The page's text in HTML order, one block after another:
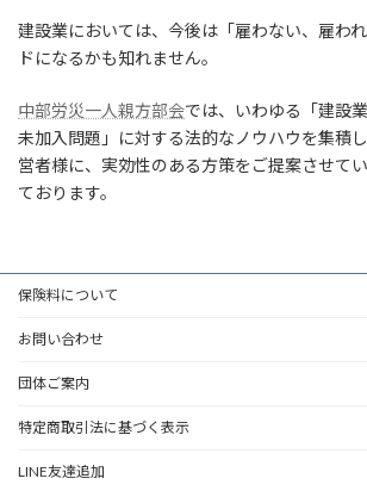
建設業においては、今後は「雇わない、雇わ
ドになるかも知れません。
中部労災一人親方部会では、いわゆる「建設
未加入問題」に対する法的なノウハウを集積
営者様に、実効性のある方策をご提案させて
ております。
保険料について
お問い合わせ
団体ご案内
特定商取引法に基づく表示
LINE友達追加